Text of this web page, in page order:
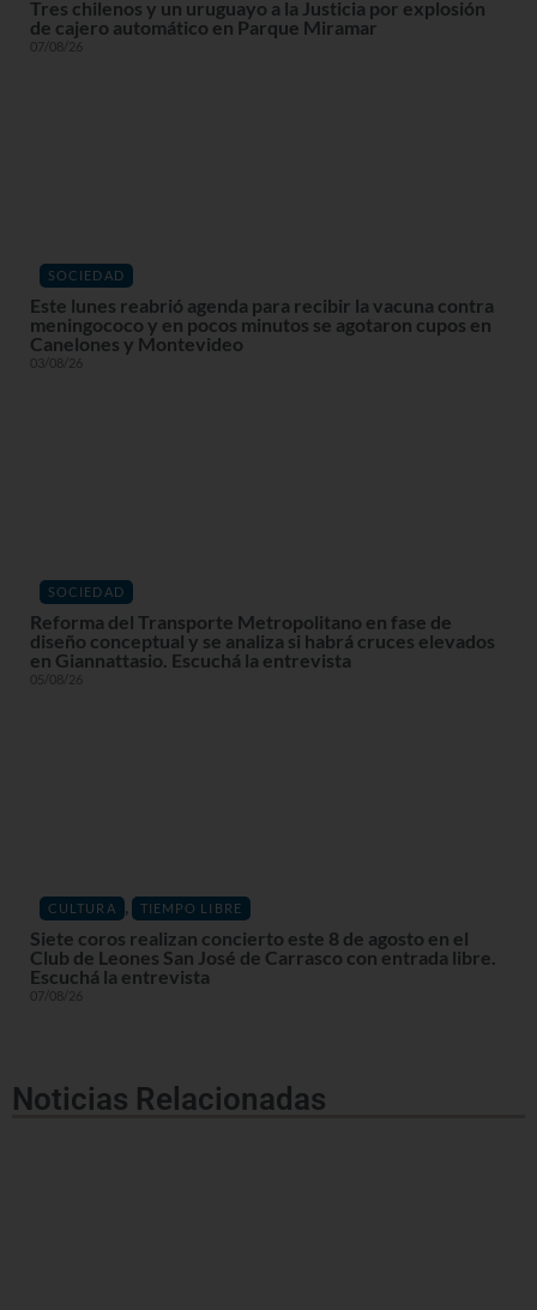
Tres chilenos y un uruguayo a la Justicia por explosión
de cajero automático en Parque Miramar
07/08/26
SOCIEDAD
Este lunes reabrió agenda para recibir la vacuna contra
meningococo y en pocos minutos se agotaron cupos en
Canelones y Montevideo
03/08/26
SOCIEDAD
Reforma del Transporte Metropolitano en fase de
diseño conceptual y se analiza si habrá cruces elevados
en Giannattasio. Escuchá la entrevista
05/08/26
CULTURA , TIEMPO LIBRE
Siete coros realizan concierto este 8 de agosto en el
Club de Leones San José de Carrasco con entrada libre.
Escuchá la entrevista
07/08/26
Noticias Relacionadas